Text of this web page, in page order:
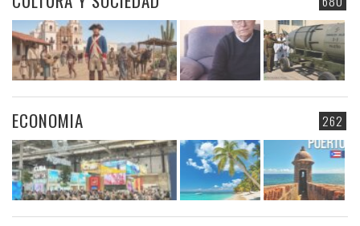
262
ECONOMIA